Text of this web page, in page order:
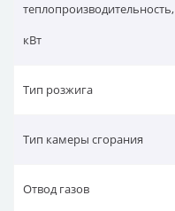
теплопроизводительность,
кВт
Тип розжига
Тип камеры сгорания
Отвод газов